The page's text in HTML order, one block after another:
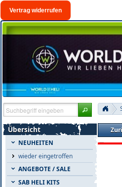
Vertrag widerrufen
Übersicht
NEUHEITEN
wieder eingetroffen
ANGEBOTE / SALE
SAB HELI KITS